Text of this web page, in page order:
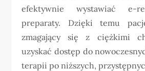
efektywnie wystawiać
preparaty. Dzięki temu
zmagający się z ciężkimi
uzyskać dostęp do
terapii po niższych,